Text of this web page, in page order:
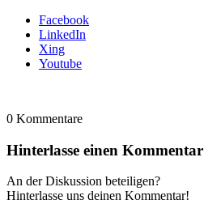
Facebook
LinkedIn
Xing
Youtube
0 Kommentare
Hinterlasse einen Kommentar
An der Diskussion beteiligen?
Hinterlasse uns deinen Kommentar!